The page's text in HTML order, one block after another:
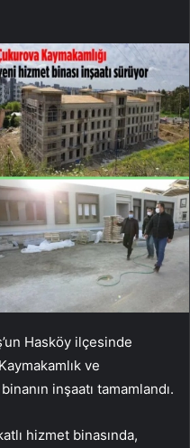
Hasköy ilçesinde
ve
inşaatı tamamlandı.
hizmet binasında,